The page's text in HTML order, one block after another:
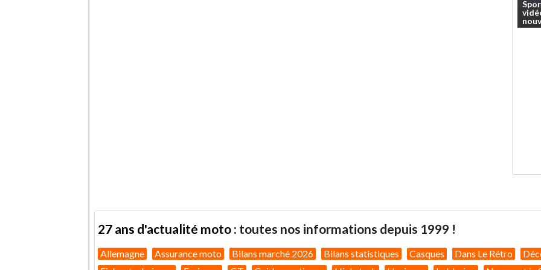
27 ans d'actualité moto : toutes nos informations depuis 1999 !
Allemagne Assurance moto Bilans marché 2026 Bilans statistiques Casques Dans Le Rétro